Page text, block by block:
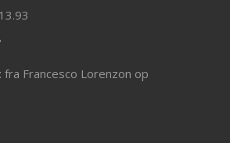
fra Francesco Lorenzon op